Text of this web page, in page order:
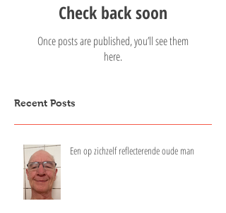
Check back soon
Once posts are published, you’ll see them
here.
Recent Posts
Een op zichzelf reflecterende oude man